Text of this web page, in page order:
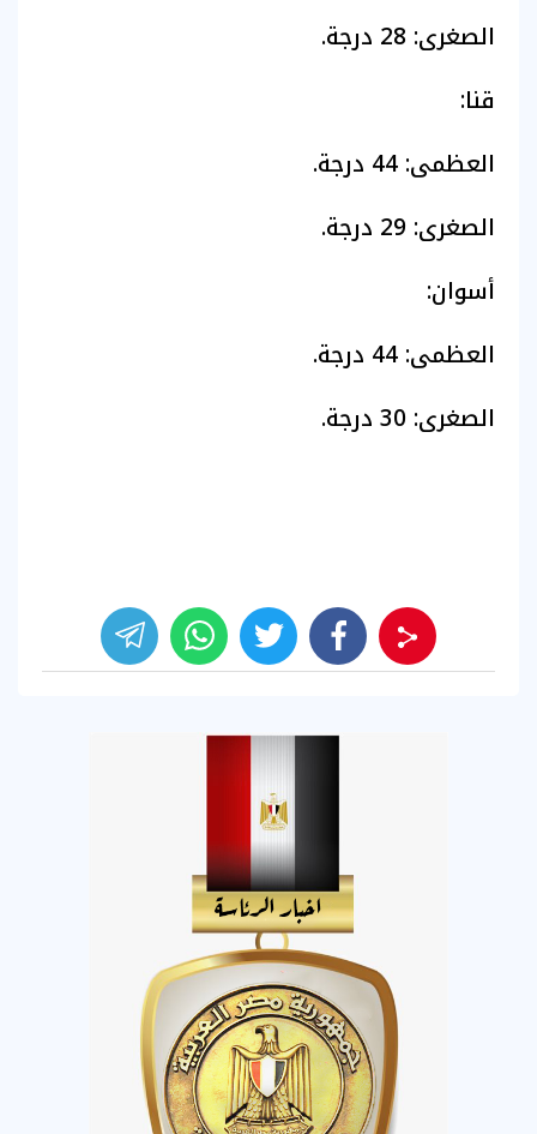
​الصغرى: 28 درجة.
​قنا:
​العظمى: 44 درجة.
​الصغرى: 29 درجة.
​أسوان:
​العظمى: 44 درجة.
​الصغرى: 30 درجة.